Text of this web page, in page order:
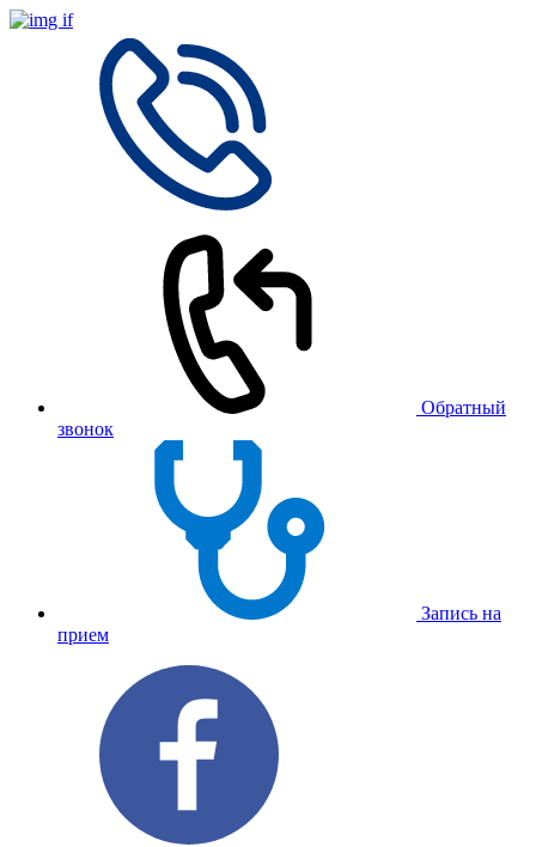
Обратный
звонок
Запись на
прием